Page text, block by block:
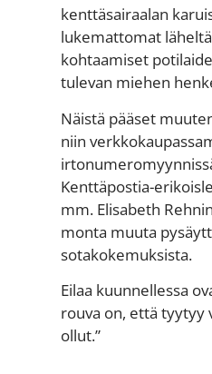
kenttäsairaalan
lukemattomat
kohtaamiset
tulevan miehen
Näistä pääset
niin
Kenttäpostia-
mm. Elisabeth
monta muuta
sotakokemuksista.
Eilaa kuunnellessa
rouva on, että tyytyy
ollut.”